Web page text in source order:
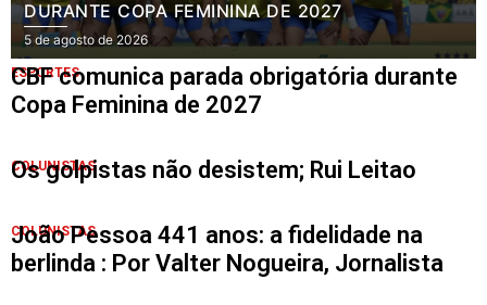
DURANTE COPA FEMININA DE 2027
5 de agosto de 2026
ESPORTES
CBF comunica parada obrigatória durante
Copa Feminina de 2027
COLUNISTAS
Os golpistas não desistem; Rui Leitao
COLUNISTAS
João Pessoa 441 anos: a fidelidade na
berlinda : Por Valter Nogueira, Jornalista